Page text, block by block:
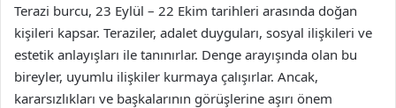
Terazi burcu, 23 Eylül – 22 Ekim tarihleri arasında doğan
kişileri kapsar. Teraziler, adalet duyguları, sosyal ilişkileri ve
estetik anlayışları ile tanınırlar. Denge arayışında olan bu
bireyler, uyumlu ilişkiler kurmaya çalışırlar. Ancak,
kararsızlıkları ve başkalarının görüşlerine aşırı önem